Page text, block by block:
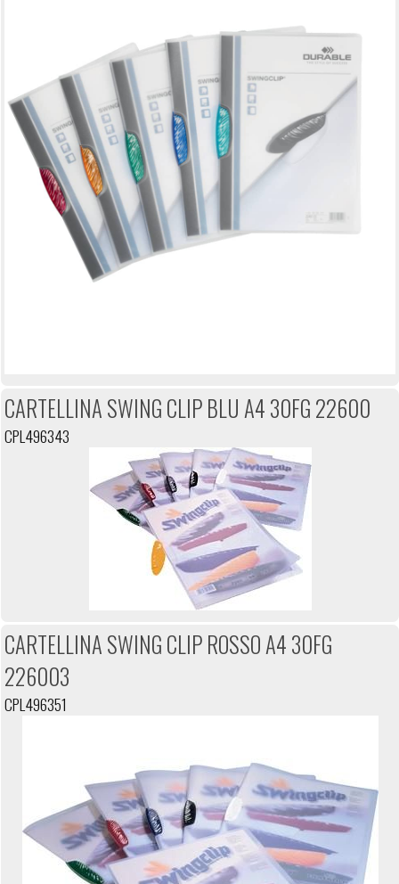
CARTELLINA SWING CLIP BLU A4 30FG 22600
CPL496343
CARTELLINA SWING CLIP ROSSO A4 30FG
226003
CPL496351